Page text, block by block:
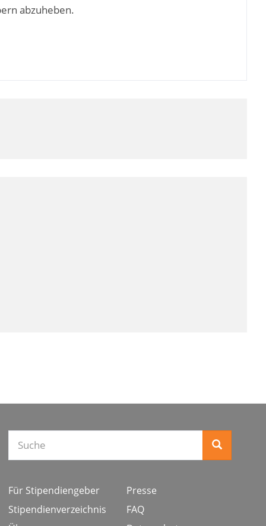
abzuheben.
Für Stipendiengeber
Stipendienverzeichnis
Presse
FAQ